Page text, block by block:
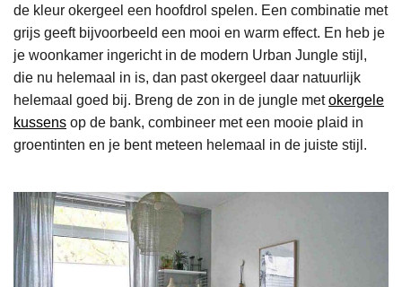
de kleur okergeel een hoofdrol spelen. Een combinatie met
grijs geeft bijvoorbeeld een mooi en warm effect. En heb je
je woonkamer ingericht in de modern Urban Jungle stijl,
die nu helemaal in is, dan past okergeel daar natuurlijk
helemaal goed bij. Breng de zon in de jungle metokergele
kussens op de bank, combineer met een mooie plaid in
groentinten en je bent meteen helemaal in de juiste stijl.